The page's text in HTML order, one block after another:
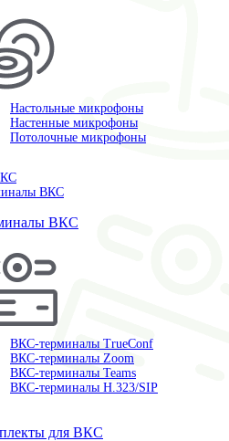
Настольные микрофоны
Настенные микрофоны
Потолочные микрофоны
ВКС
ВКС
ВКС-терминалы TrueConf
ВКС-терминалы Zoom
ВКС-терминалы Teams
ВКС-терминалы H.323/SIP
для ВКС